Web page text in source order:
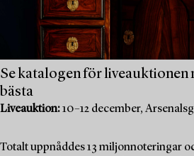
Se katalogen för liveauktionen
bästa
Liveauktion:10–12 december,
Totalt uppnåddes 13 miljonnoteringar